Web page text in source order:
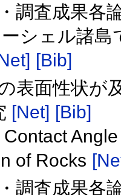
調査成果各
シェル諸島
[Bib]
表面性状が
[Net] [Bib]
of Rocks
調査成果各